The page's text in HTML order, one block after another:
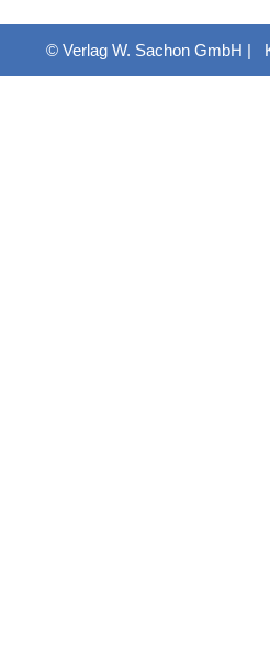
© Verlag W. Sachon GmbH |